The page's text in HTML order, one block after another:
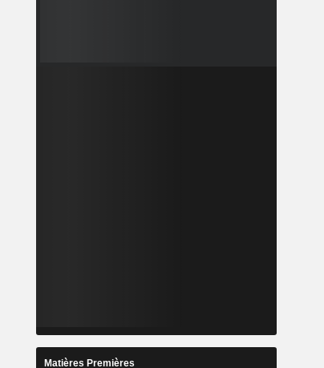
Matières Premières